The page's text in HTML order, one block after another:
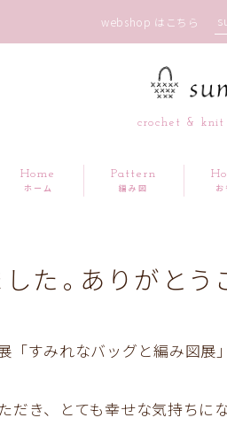
webshop はこちら
crochet & knit
Home
ホーム
Pattern
編み図 お
た。ありがとう
「すみれなバッグと編み図展
き、とても幸せな気持ちに